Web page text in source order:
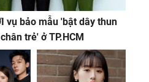
vụ bảo mẫu 'bật dây thun
trẻ' ở TP.HCM